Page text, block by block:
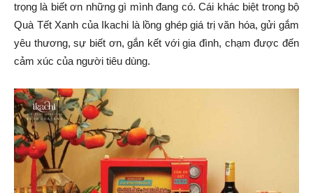
trọng là biết ơn những gì mình đang có. Cái khác biệt trong bộ
Quà Tết Xanh của Ikachi là lồng ghép giá trị văn hóa, gửi gắm
yêu thương, sự biết ơn, gắn kết với gia đình, chạm được đến
cảm xúc của người tiêu dùng.